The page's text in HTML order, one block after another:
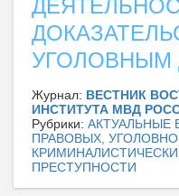
УГОЛОВНЫМ
Журнал: ВЕСТНИК
ИНСТИТУТА МВД
Рубрики: АКТУАЛЬНЫЕ
ПРАВОВЫХ,
ПРЕСТУПНОСТИ